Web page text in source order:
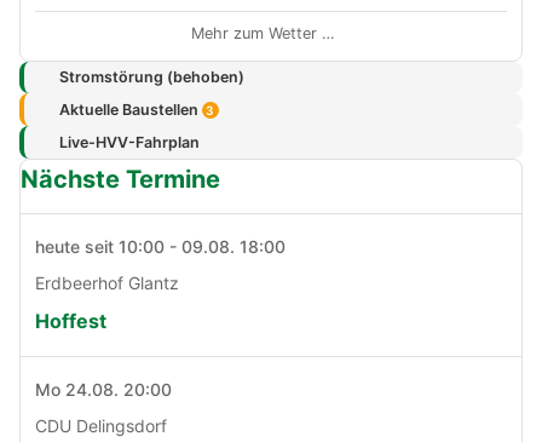
Mehr zum Wetter …
Stromstörung (behoben)
Aktuelle Baustellen 3
Live-HVV-Fahrplan
Nächste Termine
heute seit 10:00 - 09.08. 18:00
Erdbeerhof Glantz
Hoffest
Mo 24.08. 20:00
CDU Delingsdorf